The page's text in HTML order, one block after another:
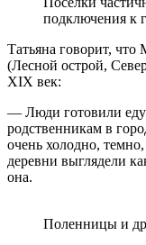
подключения к
Татьяна говорит, что
(Лесной острой,
XIX век:
— Люди готовили еду
родственникам в
очень холодно,
деревни выглядели
она.
Поленницы и